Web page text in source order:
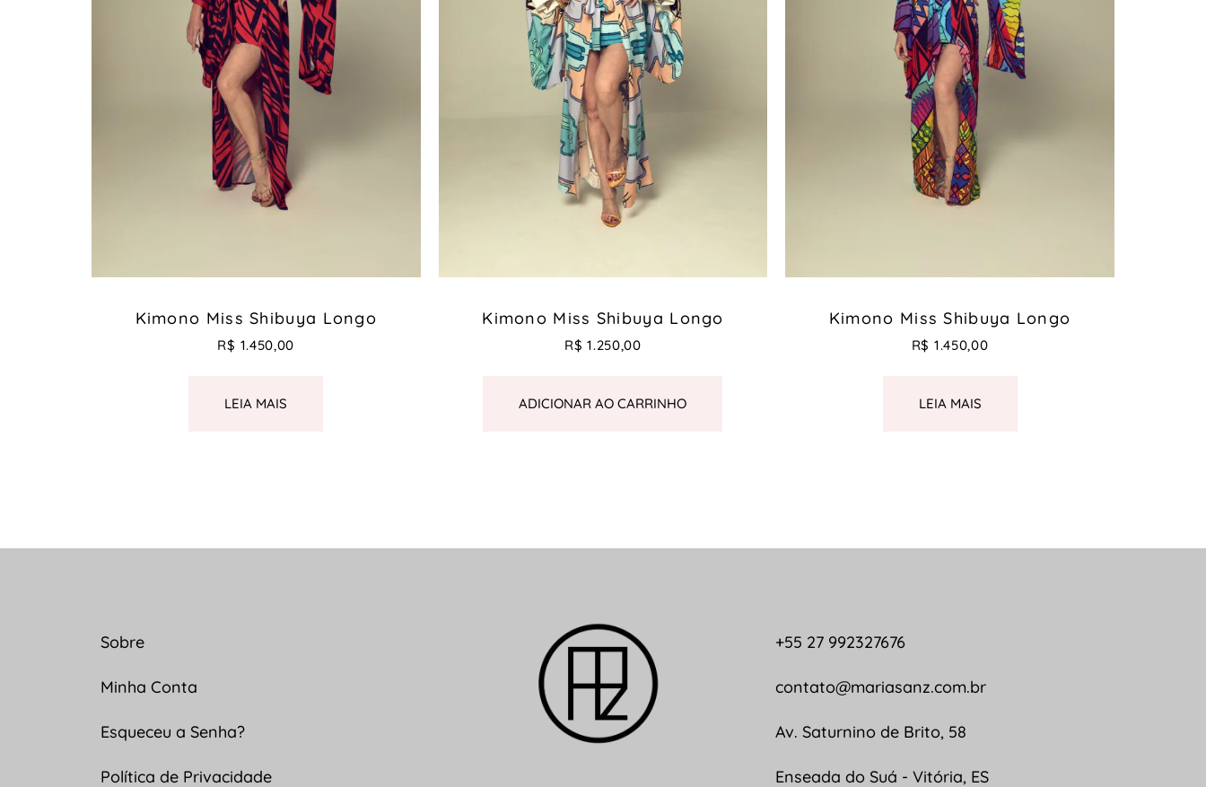
Kimono Miss Shibuya Longo
R$ 1.450,00
LEIA MAIS
Kimono Miss Shibuya Longo
R$ 1.250,00
ADICIONAR AO CARRINHO
Kimono Miss Shibuya Longo
R$ 1.450,00
LEIA MAIS
Sobre
Minha Conta
Esqueceu a Senha?
Política de Privacidade
+55 27 992327676
contato@mariasanz.com.br
Av. Saturnino de Brito, 58
Enseada do Suá - Vitória, ES